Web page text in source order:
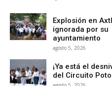
Explosión en
ignorada por su
ayuntamiento
agosto 5, 2026
¡Ya está el
del Circuito